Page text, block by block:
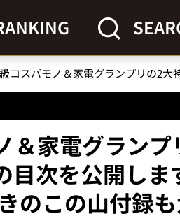
＆家電グランプ
次を公開しま
のこの山付録も